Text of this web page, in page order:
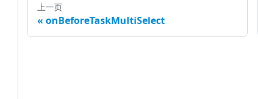
上一页
onBeforeTaskMultiSelect